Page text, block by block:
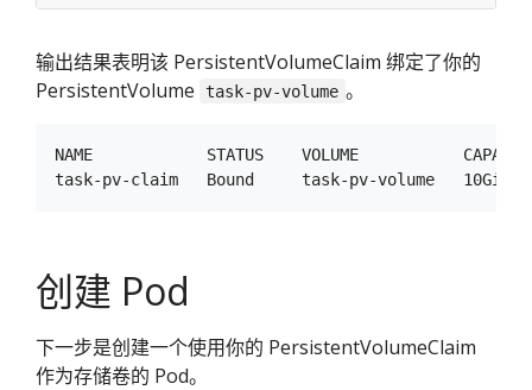
输出结果表明该 PersistentVolumeClaim 绑定了你的
PersistentVolume
task-pv-volume 。
NAME            STATUS    VOLUME           CAPACITY
创建 Pod
下一步是创建一个使用你的 PersistentVolumeClaim
作为存储卷的 Pod。